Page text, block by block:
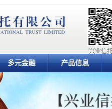
兴业信
多元金融 产品信息